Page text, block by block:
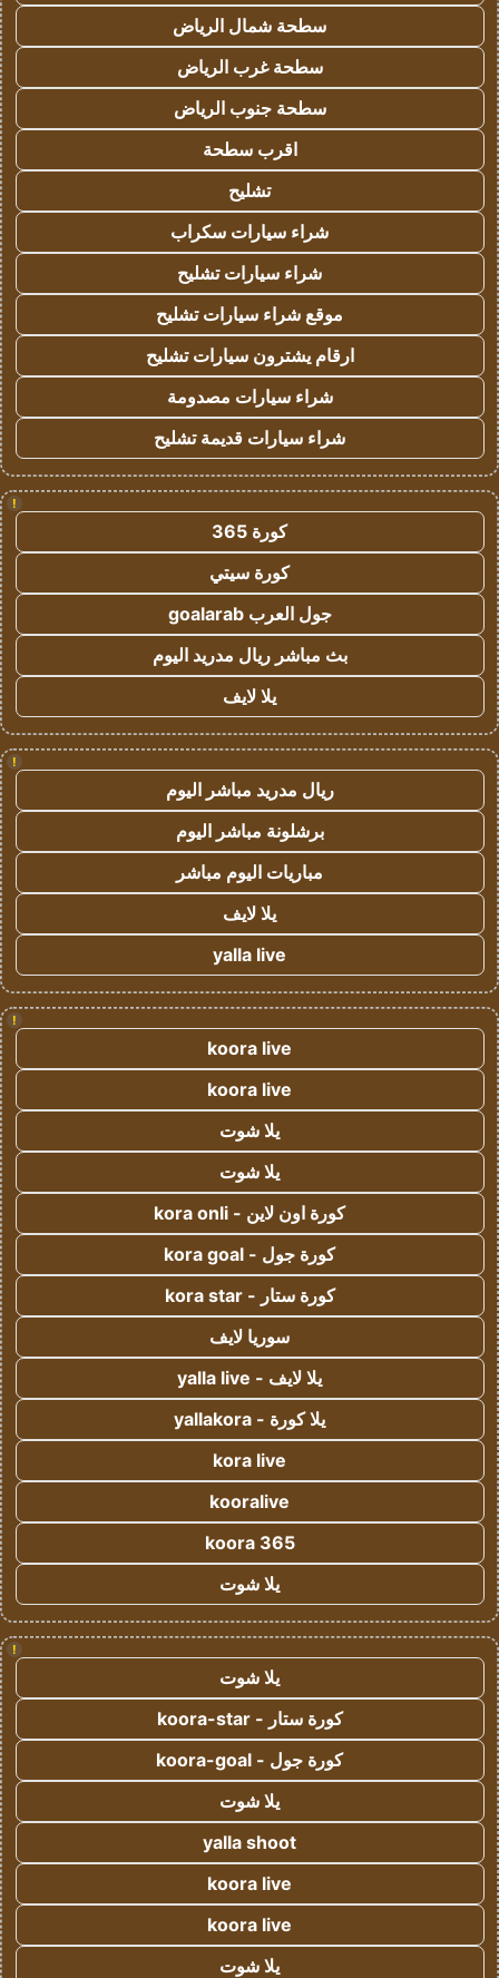
سطحة شمال الرياض
سطحة غرب الرياض
سطحة جنوب الرياض
اقرب سطحة
تشليح
شراء سيارات سكراب
شراء سيارات تشليح
موقع شراء سيارات تشليح
ارقام يشترون سيارات تشليح
شراء سيارات مصدومة
شراء سيارات قديمة تشليح
!
كورة 365
كورة سيتي
جول العرب goalarab
بث مباشر ريال مدريد اليوم
يلا لايف
!
ريال مدريد مباشر اليوم
برشلونة مباشر اليوم
مباريات اليوم مباشر
يلا لايف
yalla live
!
koora live
koora live
يلا شوت
يلا شوت
كورة اون لاين - kora onli
كورة جول - kora goal
كورة ستار - kora star
سوريا لايف
يلا لايف - yalla live
يلا كورة - yallakora
kora live
kooralive
koora 365
يلا شوت
!
يلا شوت
كورة ستار - koora-star
كورة جول - koora-goal
يلا شوت
yalla shoot
koora live
koora live
يلا شوت